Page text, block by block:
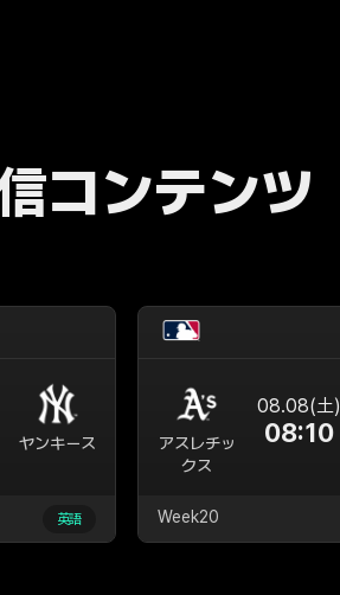
コンテンツ
ヤンキース
英語
アスレチッ
クス
08.08(土)
08:10
Week20